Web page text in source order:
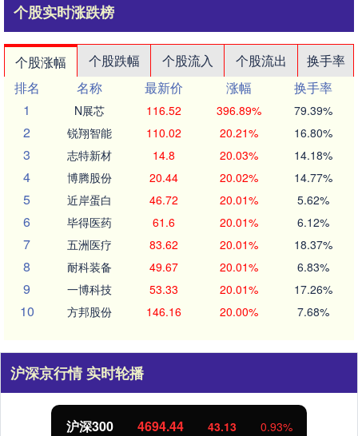
个股实时涨跌榜
个股涨幅 个股跌幅 个股流入 个股流出
换手率
排名
名称 最新价 涨幅
换手率
1
N展芯 116.52 396.89% 79.39%
2 锐翔智能 110.02 20.21% 16.80%
3 志特新材 14.8 20.03% 14.18%
4 博腾股份 20.44 20.02% 14.77%
5 近岸蛋白 46.72 20.01% 5.62%
6 毕得医药 61.6 20.01% 6.12%
7 五洲医疗 83.62 20.01% 18.37%
8 耐科装备 49.67 20.01% 6.83%
9 一博科技 53.33 20.01% 17.26%
10 方邦股份 146.16 20.00% 7.68%
沪深京行情 实时轮播
沪深300 4694.44 43.13 0.93%